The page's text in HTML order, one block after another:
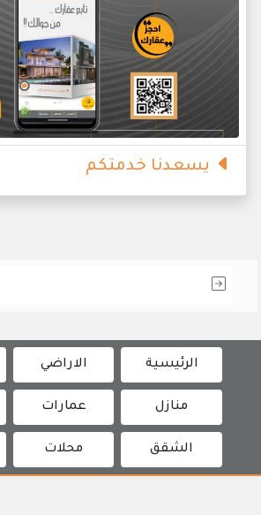
يسعدنا خدمتكم
الرئيسية الاراضي
منازل عمارات
الشقق محلات